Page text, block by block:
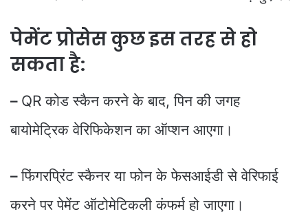
पेमेंट प्रोसेस कुछ इस तरह से हो
सकता है:
– QR कोड स्कैन करने के बाद, पिन की जगह
बायोमेट्रिक वेरिफिकेशन का ऑप्शन आएगा।
–फिंगरप्रिंट स्कैनर या फोन के फेसआईडी से वेरिफाई
करने पर पेमेंट ऑटोमेटिकली कंफर्म हो जाएगा।